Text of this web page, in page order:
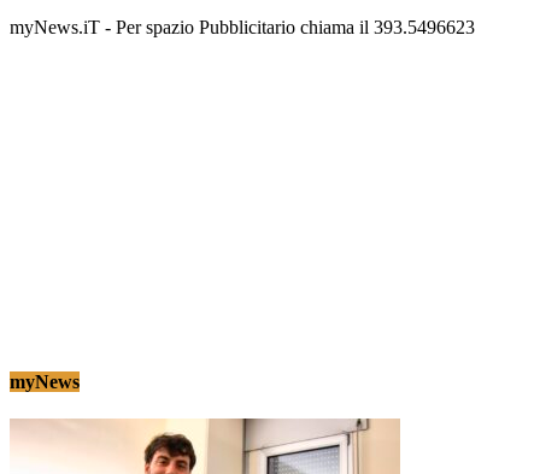
myNews.iT - Per spazio Pubblicitario chiama il 393.5496623
myNews